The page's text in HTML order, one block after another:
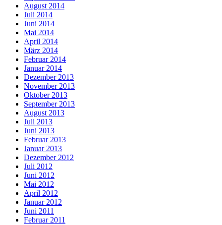
August 2014
Juli 2014
Juni 2014
Mai 2014
April 2014
März 2014
Februar 2014
Januar 2014
Dezember 2013
November 2013
Oktober 2013
September 2013
August 2013
Juli 2013
Juni 2013
Februar 2013
Januar 2013
Dezember 2012
Juli 2012
Juni 2012
Mai 2012
April 2012
Januar 2012
Juni 2011
Februar 2011